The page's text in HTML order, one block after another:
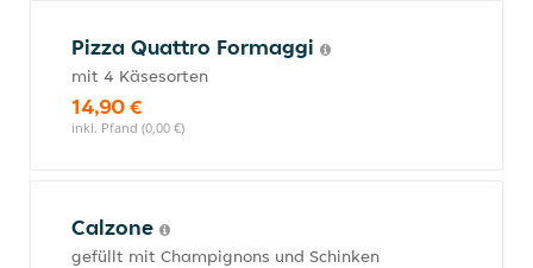
Pizza Quattro Formaggi
mit 4 Käsesorten
14,90 €
inkl. Pfand (0,00 €)
Calzone
gefüllt mit Champignons und Schinken